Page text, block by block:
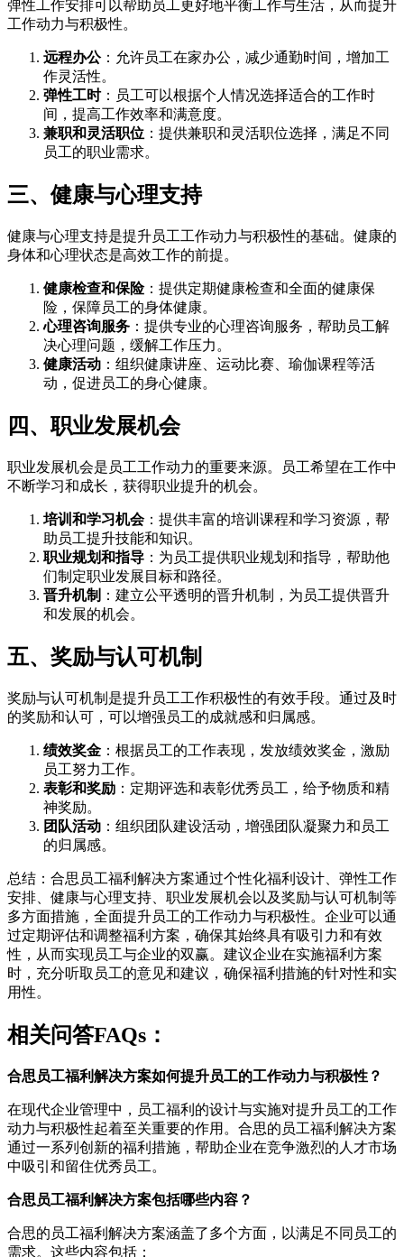
弹性工作安排可以帮助员工更好地平衡工作与生活，从而提升
工作动力与积极性。
远程办公：允许员工在家办公，减少通勤时间，增加工
作灵活性。
弹性工时：员工可以根据个人情况选择适合的工作时
间，提高工作效率和满意度。
兼职和灵活职位 ：提供兼职和灵活职位选择，满足不同
员工的职业需求。
三、健康与心理支持
健康与心理支持是提升员工工作动力与积极性的基础。健康的
身体和心理状态是高效工作的前提。
健康检查和保险：提供定期健康检查和全面的健康保
险，保障员工的身体健康。
心理咨询服务 ：提供专业的心理咨询服务，帮助员工解
决心理问题，缓解工作压力。
健康活动 ：组织健康讲座、运动比赛、瑜伽课程等活
动，促进员工的身心健康。
四、职业发展机会
职业发展机会是员工工作动力的重要来源。员工希望在工作中
不断学习和成长，获得职业提升的机会。
培训和学习机会：提供丰富的培训课程和学习资源，帮
助员工提升技能和知识。
职业规划和指导 ：为员工提供职业规划和指导，帮助他
们制定职业发展目标和路径。
晋升机制 ：建立公平透明的晋升机制，为员工提供晋升
和发展的机会。
五、奖励与认可机制
奖励与认可机制是提升员工工作积极性的有效手段。通过及时
的奖励和认可，可以增强员工的成就感和归属感。
绩效奖金 ：根据员工的工作表现，发放绩效奖金，激励
员工努力工作。
表彰和奖励 ：定期评选和表彰优秀员工，给予物质和精
神奖励。
团队活动 ：组织团队建设活动，增强团队凝聚力和员工
的归属感。
总结：合思员工福利解决方案通过个性化福利设计、弹性工作
安排、健康与心理支持、职业发展机会以及奖励与认可机制等
多方面措施，全面提升员工的工作动力与积极性。企业可以通
过定期评估和调整福利方案，确保其始终具有吸引力和有效
性，从而实现员工与企业的双赢。建议企业在实施福利方案
时，充分听取员工的意见和建议，确保福利措施的针对性和实
用性。
相关问答FAQs：
合思员工福利解决方案如何提升员工的工作动力与积极性？
在现代企业管理中，员工福利的设计与实施对提升员工的工作
动力与积极性起着至关重要的作用。合思的员工福利解决方案
通过一系列创新的福利措施，帮助企业在竞争激烈的人才市场
中吸引和留住优秀员工。
合思员工福利解决方案包括哪些内容？
合思的员工福利解决方案涵盖了多个方面，以满足不同员工的
需求。这些内容包括：